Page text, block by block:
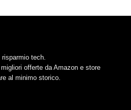
risparmio tech.
offerte da Amazon e store
al minimo storico.